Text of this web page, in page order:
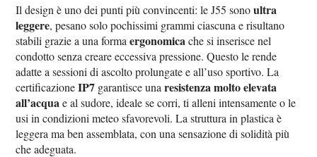
Il design è uno dei punti più convincenti: le J55 sonoultra
leggere, pesano solo pochissimi grammi ciascuna e risultano
stabili grazie a una formaergonomicache si inserisce nel
condotto senza creare eccessiva pressione. Questo le rende
adatte a sessioni di ascolto prolungate e all’uso sportivo. La
certificazioneIP7 garantisce unaresistenza molto elevata
all’acquae al sudore, ideale se corri, ti alleni intensamente o le
usi in condizioni meteo sfavorevoli. La struttura in plastica è
leggera ma ben assemblata, con una sensazione di solidità più
che adeguata.